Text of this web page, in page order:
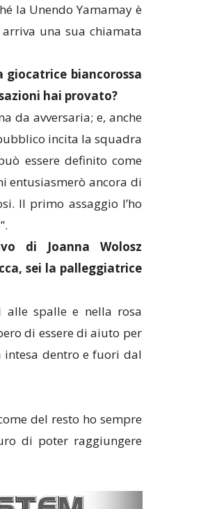
la Unendo Yamamay è
una sua chiamata
giocatrice biancorossa
hai provato?
da avversaria; e, anche
incita la squadra
essere definito come
entusiasmerò ancora di
Il primo assaggio l’ho
di Joanna Wolosz
sei la palleggiatrice
alle spalle e nella rosa
di essere di aiuto per
intesa dentro e fuori dal
del resto ho sempre
di poter raggiungere